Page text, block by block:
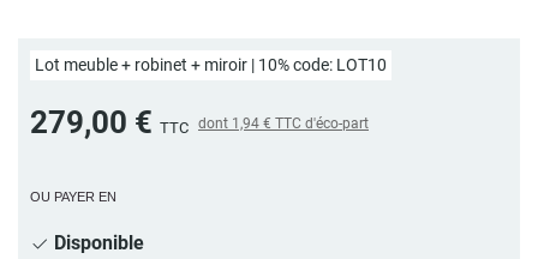
Lot meuble + robinet + miroir | 10% code: LOT10
279,00 € TTC dont 1,94 € TTC d'éco-part
OU PAYER EN
Disponible